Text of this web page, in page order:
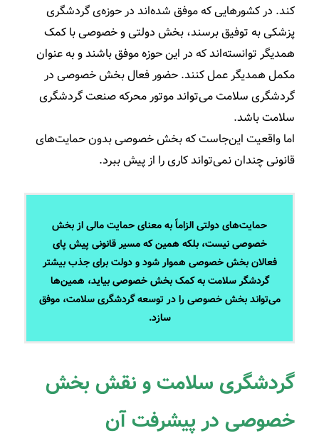
کند. در کشورهایی که موفق شده‌اند در حوزه‌ی گردشگری
پزشکی به توفیق برسند، بخش دولتی و خصوصی با کمک
همدیگر توانسته‌اند که در این حوزه موفق باشند و به عنوان
مکمل همدیگر عمل کنند. حضور فعال بخش خصوصی در
گردشگری سلامت می‌تواند موتور محرکه صنعت گردشگری
سلامت باشد.
اما واقعیت این‌جاست که بخش خصوصی بدون حمایت‌های
قانونی چندان نمی‌تواند کاری را از پیش ببرد.
حمایت‌های دولتی الزاماً به معنای حمایت مالی از بخش
خصوصی نیست، بلکه همین که مسیر قانونی پیش پای
فعالان بخش خصوصی هموار شود و دولت برای جذب بیشتر
گردشگر سلامت به کمک بخش خصوصی بیاید، همین‌ها
می‌تواند بخش خصوصی را در توسعه گردشگری سلامت، موفق
سازد.
گردشگری سلامت و نقش بخش
خصوصی در پیشرفت آن